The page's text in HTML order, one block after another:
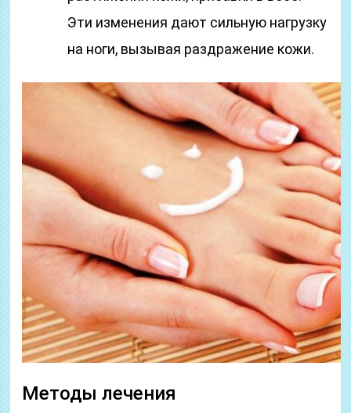
Эти изменения дают сильную нагрузку
на ноги, вызывая раздражение кожи.
Методы лечения